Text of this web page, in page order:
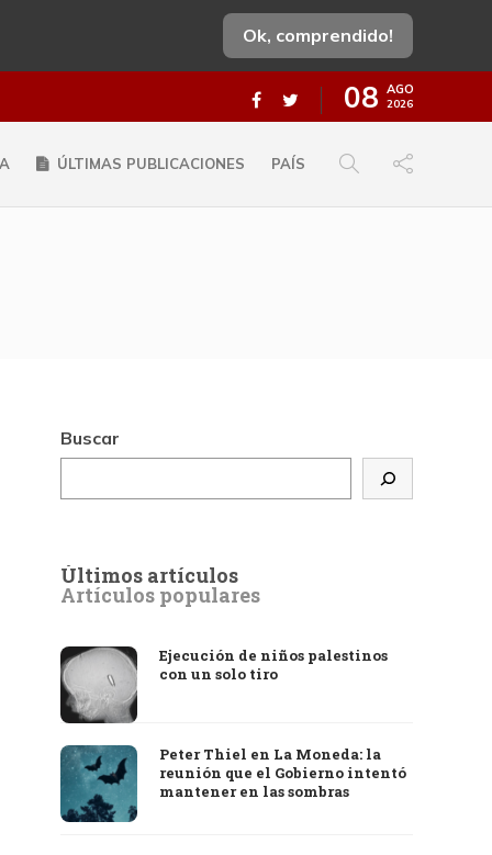
Ok, comprendido!
08 AGO
2026
ÚLTIMAS PUBLICACIONES PAÍS
Buscar
Últimos artículos
Artículos populares
Ejecución de niños palestinos
con un solo tiro
Peter Thiel en La Moneda: la
reunión que el Gobierno intentó
mantener en las sombras